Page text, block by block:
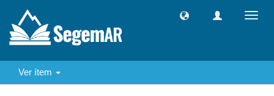
Ver ítem